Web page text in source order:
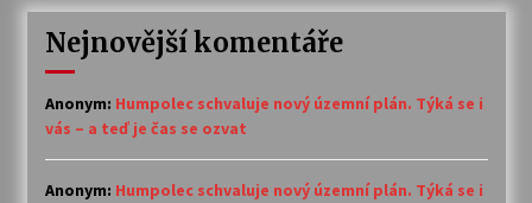
Nejnovější komentáře
Anonym: Humpolec schvaluje nový územní plán. Týká se i
vás – a teď je čas se ozvat
Anonym: Humpolec schvaluje nový územní plán. Týká se i